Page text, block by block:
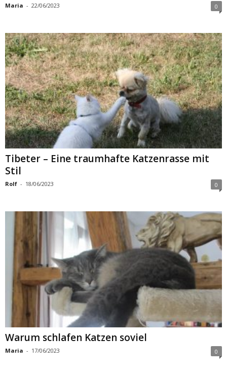
Maria - 22/06/2023 0
Tibeter – Eine traumhafte Katzenrasse mit
Stil
Rolf - 18/06/2023 0
Warum schlafen Katzen soviel
Maria - 17/06/2023 0